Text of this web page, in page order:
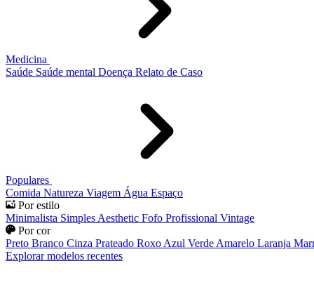
Medicina
Saúde Saúde mental Doença Relato de Caso
Populares
Comida Natureza Viagem Água Espaço
Por estilo
Minimalista Simples Aesthetic Fofo Profissional Vintage
Por cor
Preto Branco Cinza Prateado Roxo Azul Verde Amarelo Laranja
Explorar modelos recentes